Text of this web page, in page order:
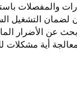
والمفصلات
لضمان التشغيل
عن الأضرار
أية مشكلات